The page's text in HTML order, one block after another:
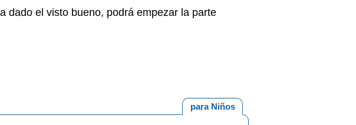
dado el visto bueno, podrá empezar la parte
para Niños